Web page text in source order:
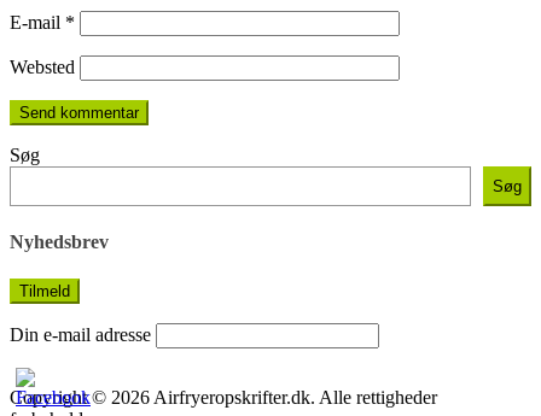
E-mail *
Websted
Søg
Søg
Nyhedsbrev
Din e-mail adresse
Copyright © 2026 Airfryeropskrifter.dk. Alle rettigheder